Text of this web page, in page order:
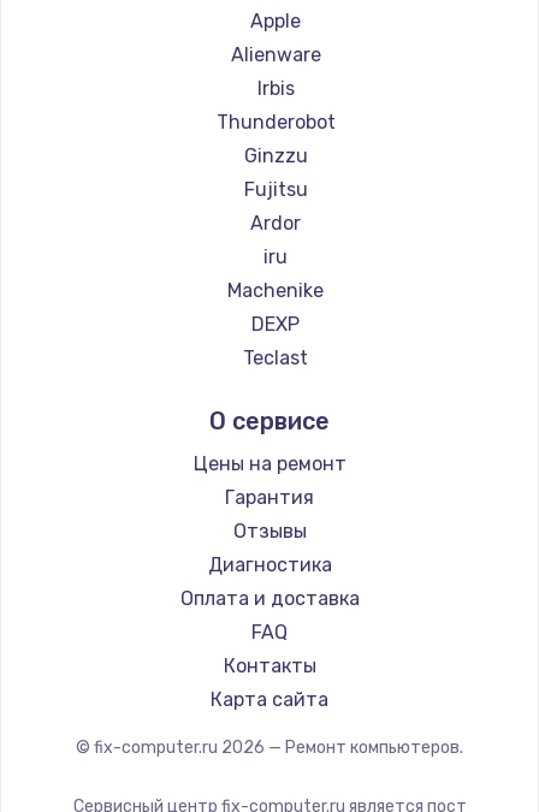
Заказать
Замена материнской платы
Заказать
Apple
Alienware
Irbis
Thunderobot
Ginzzu
Fujitsu
Ardor
iru
Machenike
DEXP
Teclast
Beelink
CHUWI
О сервисе
Цены на ремонт
Гарантия
Отзывы
Диагностика
Оплата и доставка
FAQ
Контакты
Карта сайта
© fix-computer.ru 2026 — Ремонт компьютеров.
Сервисный центр fix-computer.ru является пост